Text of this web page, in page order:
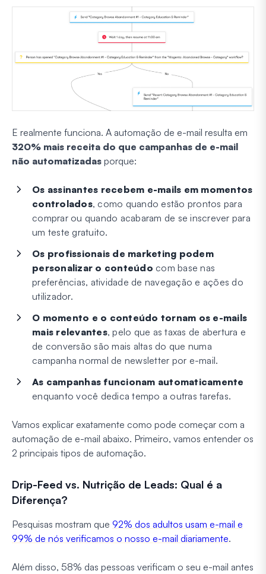
E realmente funciona. A automação de e-mail resulta em
320% mais receita do que campanhas de e-mail
não automatizadas porque:
Os assinantes recebem e-mails em momentos
controlados, como quando estão prontos para
comprar ou quando acabaram de se inscrever para
um teste gratuito.
Os profissionais de marketing podem
personalizar o conteúdo com base nas
preferências, atividade de navegação e ações do
utilizador.
O momento e o conteúdo tornam os e-mails
mais relevantes, pelo que as taxas de abertura e
de conversão são mais altas do que numa
campanha normal de newsletter por e-mail.
As campanhas funcionam automaticamente
enquanto você dedica tempo a outras tarefas.
Vamos explicar exatamente como pode começar com a
automação de e-mail abaixo. Primeiro, vamos entender os
2 principais tipos de automação.
Drip-Feed vs. Nutrição de Leads: Qual é a
Diferença?
Pesquisas mostram que 92% dos adultos usam e-mail e
99% de nós verificamos o nosso e-mail diariamente.
Além disso, 58% das pessoas verificam o seu e-mail antes